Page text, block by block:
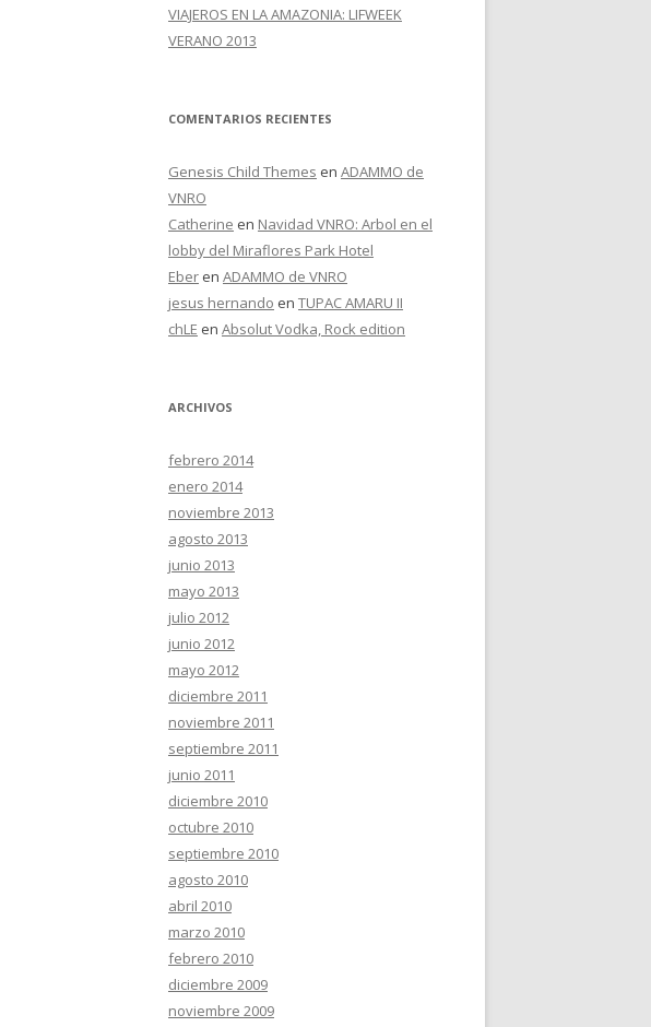
VIAJEROS EN LA AMAZONIA: LIFWEEK
VERANO 2013
COMENTARIOS RECIENTES
Genesis Child Themes en ADAMMO de
VNRO
Catherine en Navidad VNRO: Arbol en el
lobby del Miraflores Park Hotel
Eber en ADAMMO de VNRO
jesus hernando en TUPAC AMARU II
chLE en Absolut Vodka, Rock edition
ARCHIVOS
febrero 2014
enero 2014
noviembre 2013
agosto 2013
junio 2013
mayo 2013
julio 2012
junio 2012
mayo 2012
diciembre 2011
noviembre 2011
septiembre 2011
junio 2011
diciembre 2010
octubre 2010
septiembre 2010
agosto 2010
abril 2010
marzo 2010
febrero 2010
diciembre 2009
noviembre 2009